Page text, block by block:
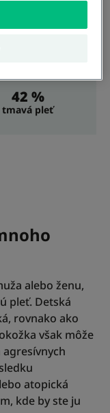
typ
južné
42 %
tmavá pleť
alebo ženu,
pleť. Detská
rovnako ako
však môže
atopická
kde by ste ju